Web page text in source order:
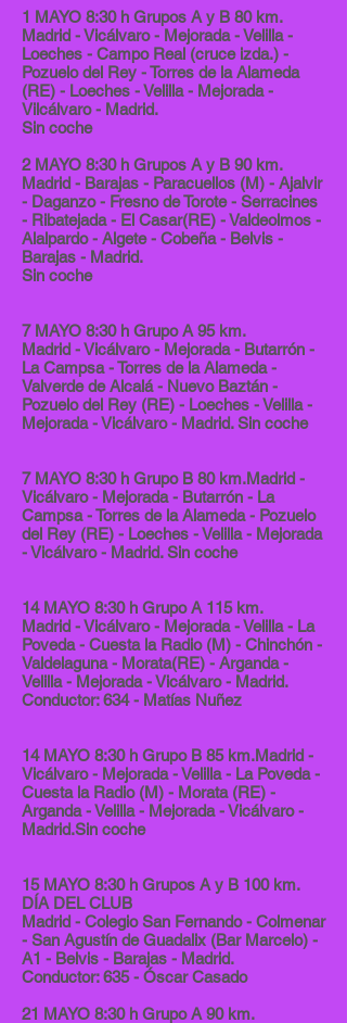
1 MAYO 8:30 h Grupos A y B 80 km.
Madrid - Vicálvaro - Mejorada - Velilla -
Loeches - Campo Real (cruce izda.) -
Pozuelo del Rey - Torres de la Alameda
(RE) - Loeches - Velilla - Mejorada -
Vilcálvaro - Madrid.
Sin coche
2 MAYO 8:30 h Grupos A y B 90 km.
Madrid - Barajas - Paracuellos (M) - Ajalvir
- Daganzo - Fresno de Torote - Serracines
- Ribatejada - El Casar(RE) - Valdeolmos -
Alalpardo - Algete - Cobeña - Belvis -
Barajas - Madrid.
Sin coche
7 MAYO 8:30 h Grupo A 95 km.
Madrid - Vicálvaro - Mejorada - Butarrón -
La Campsa - Torres de la Alameda -
Valverde de Alcalá - Nuevo Baztán -
Pozuelo del Rey (RE) - Loeches - Velilla -
Mejorada - Vicálvaro - Madrid. Sin coche
7 MAYO 8:30 h Grupo B 80 km.Madrid -
Vicálvaro - Mejorada - Butarrón - La
Campsa - Torres de la Alameda - Pozuelo
del Rey (RE) - Loeches - Velilla - Mejorada
- Vicálvaro - Madrid. Sin coche
14 MAYO 8:30 h Grupo A 115 km.
Madrid - Vicálvaro - Mejorada - Velilla - La
Poveda - Cuesta la Radio (M) - Chinchón -
Valdelaguna - Morata(RE) - Arganda -
Velilla - Mejorada - Vicálvaro - Madrid.
Conductor: 634 - Matías Nuñez
14 MAYO 8:30 h Grupo B 85 km.Madrid -
Vicálvaro - Mejorada - Velilla - La Poveda -
Cuesta la Radio (M) - Morata (RE) -
Arganda - Velilla - Mejorada - Vicálvaro -
Madrid.Sin coche
15 MAYO 8:30 h Grupos A y B 100 km.
DÍA DEL CLUB
Madrid - Colegio San Fernando - Colmenar
- San Agustín de Guadalix (Bar Marcelo) -
A1 - Belvis - Barajas - Madrid.
Conductor: 635 - Óscar Casado
21 MAYO 8:30 h Grupo A 90 km.